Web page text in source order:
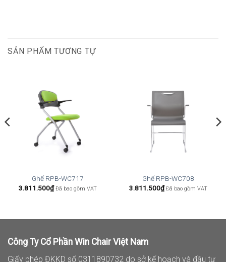
SẢN PHẨM TƯƠNG TỰ
Ghế RPB-WC717
3.811.500₫ Đã bao gồm VAT
Ghế RPB-WC708
3.811.500₫ Đã bao gồm VAT
Công Ty Cổ Phần Win Chair Việt Nam
Giấy phép ĐKKD số 0311890732 do sở kế hoạch và đầu tư